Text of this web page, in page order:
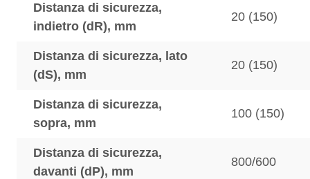
Distanza di sicurezza,
indietro (dR), mm
20 (150)
Distanza di sicurezza, lato
(dS), mm
20 (150)
Distanza di sicurezza,
sopra, mm
100 (150)
Distanza di sicurezza,
davanti (dP), mm
800/600